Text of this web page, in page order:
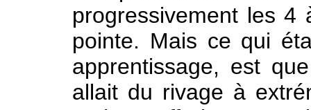
progressivement les
pointe. Mais ce qui
apprentissage, est
allait du rivage à